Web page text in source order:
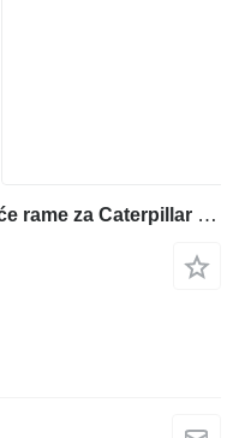
BALANCIN 101-4851 oscilirajuće rame za Caterpillar 988F prednjeg utovarivača